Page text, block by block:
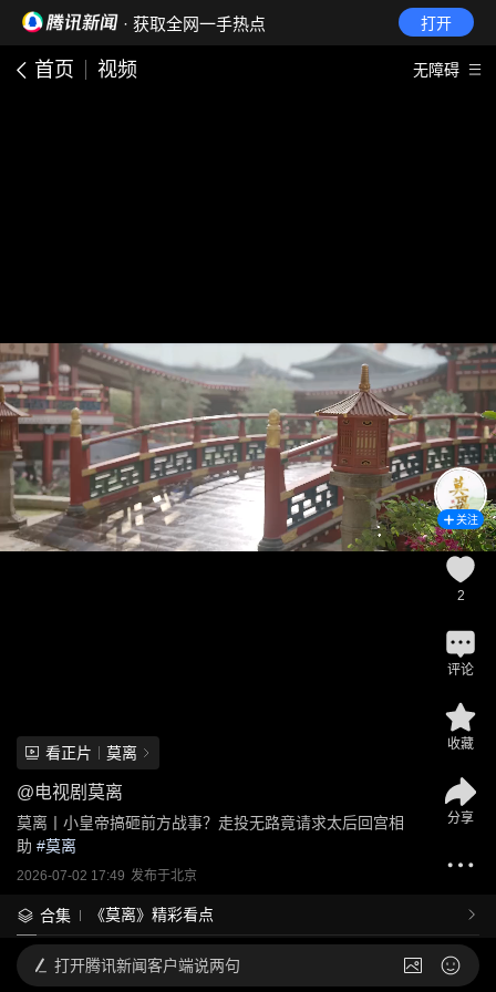
· 获取全网一手热点 打开
首页 视频 无障碍
看正片 莫离
@电视剧莫离
莫离丨小皇帝搞砸前方战事？走投无路竟请求太后回宫相
助 #莫离
2026-07-02 17:49 发布于北京
合集 《莫离》精彩看点
关注
2
评论
收藏
分享
打开腾讯新闻客户端说两句